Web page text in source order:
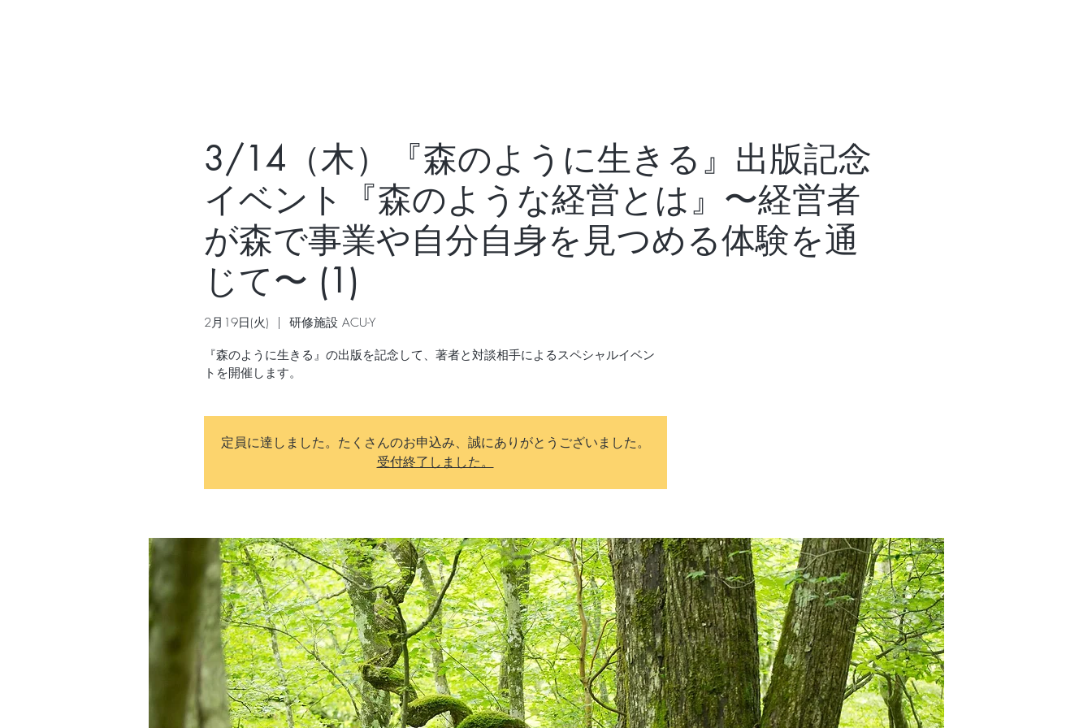
3/14（木）『森のように生きる』出版記念
イベント『森のような経営とは』〜経営者
が森で事業や自分自身を見つめる体験を通
じて〜 (1)
2月19日(火)
  |
研修施設 ACU-Y
『森のように生きる』の出版を記念して、著者と対談相手によるスペシャルイベン
トを開催します。
定員に達しました。たくさんのお申込み、誠にありがとうございました。
受付終了しました。